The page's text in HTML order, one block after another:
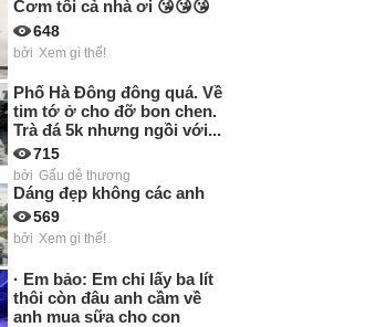
Cơm tối cả nhà ơi 😘😘😘
648
bởi Xem gì thế!
Phố Hà Đông đông quá. Về
tim tớ ở cho đỡ bon chen.
Trà đá 5k nhưng ngồi với...
715
bởi Gấu dễ thương
Dáng đẹp không các anh
569
bởi Xem gì thế!
· Em bảo: Em chỉ lấy ba lít
thôi còn đâu anh cầm về
anh mua sữa cho con